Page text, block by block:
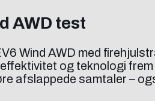
AWD test
Wind AWD med
og teknologi
afslappede samtaler –